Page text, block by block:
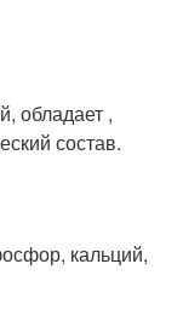
обладает ,
состав.
кальций,